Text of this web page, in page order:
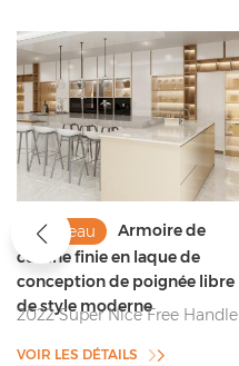
Nouveau
Armoire de
cuisine finie en laque de
conception de poignée libre
de style moderne
2022 Super Nice Free Handle
VOIR LES DÉTAILS